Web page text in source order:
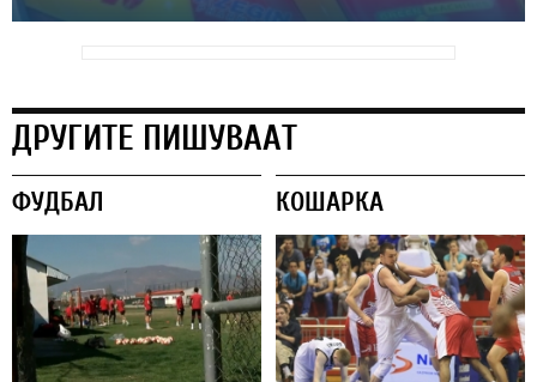
ДРУГИТЕ ПИШУВААТ
ФУДБАЛ КОШАРКА